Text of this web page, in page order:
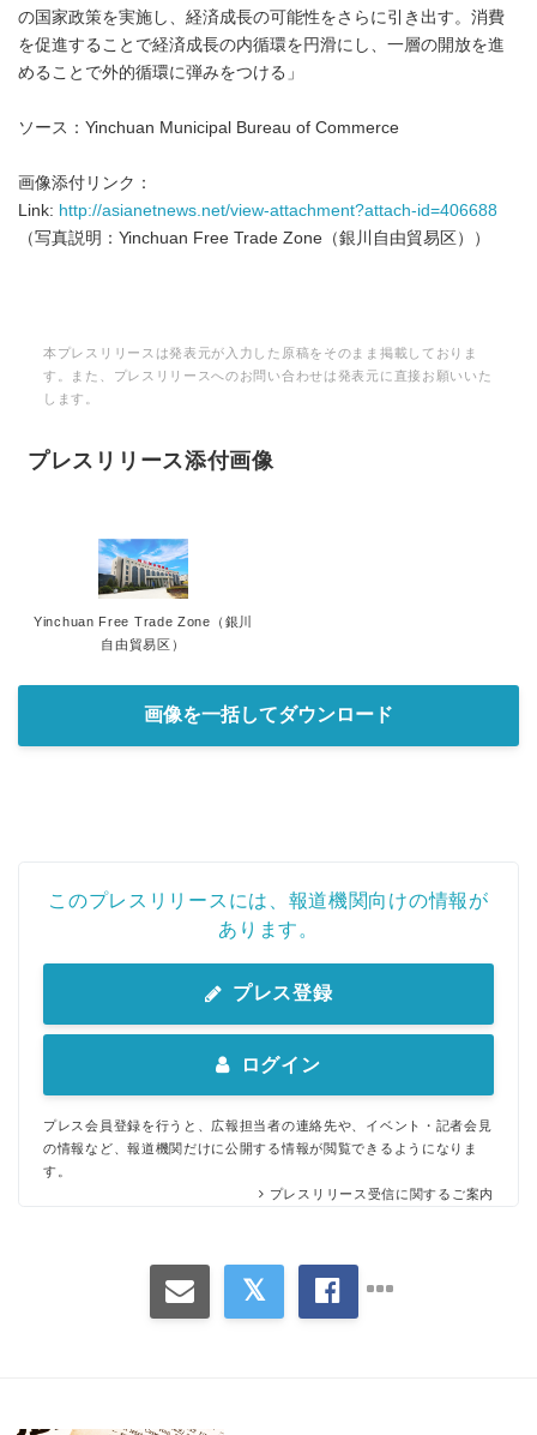
の国家政策を実施し、経済成長の可能性をさらに引き出す。消費
を促進することで経済成長の内循環を円滑にし、一層の開放を進
めることで外的循環に弾みをつける」
ソース：Yinchuan Municipal Bureau of Commerce
画像添付リンク：
Link: http://asianetnews.net/view-attachment?attach-id=406688
（写真説明：Yinchuan Free Trade Zone（銀川自由貿易区））
本プレスリリースは発表元が入力した原稿をそのまま掲載しておりま
す。また、プレスリリースへのお問い合わせは発表元に直接お願いいた
します。
プレスリリース添付画像
Yinchuan Free Trade Zone（銀川
自由貿易区）
画像を一括してダウンロード
このプレスリリースには、報道機関向けの情報が
あります。
プレス登録
ログイン
プレス会員登録を行うと、広報担当者の連絡先や、イベント・記者会見
の情報など、報道機関だけに公開する情報が閲覧できるようになりま
す。
プレスリリース受信に関するご案内